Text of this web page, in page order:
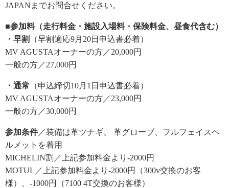
JAPANまでお問合せください。
■参加料（走行料金・施設入場料・保険料金、昼食代含む）
・早割
（早割適応9月20日申込書必着）
MV AGUSTAオーナーの方／20,000円
一般の方／27,000円
・通常 （申込締切10月1日申込書必着）
MV AGUSTAオーナーの方／23,000円
一般の方／30,000円
参加条件／装備は革ツナギ、 革グローブ、フルフェイスヘ
ルメットを着用
MICHELIN割／上記参加料金より-2000円
MOTUL／上記参加料金より-2000円（300v交換のお客
様）、-1000円（7100 4T交換のお客様）